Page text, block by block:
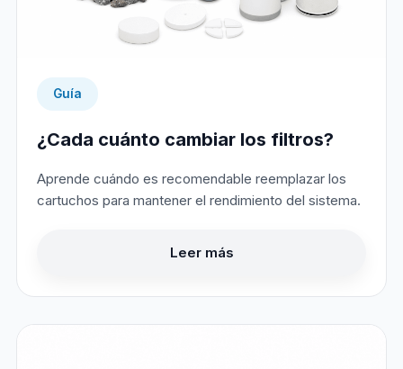
Guía
¿Cada cuánto cambiar los filtros?
Aprende cuándo es recomendable reemplazar los
cartuchos para mantener el rendimiento del sistema.
Leer más